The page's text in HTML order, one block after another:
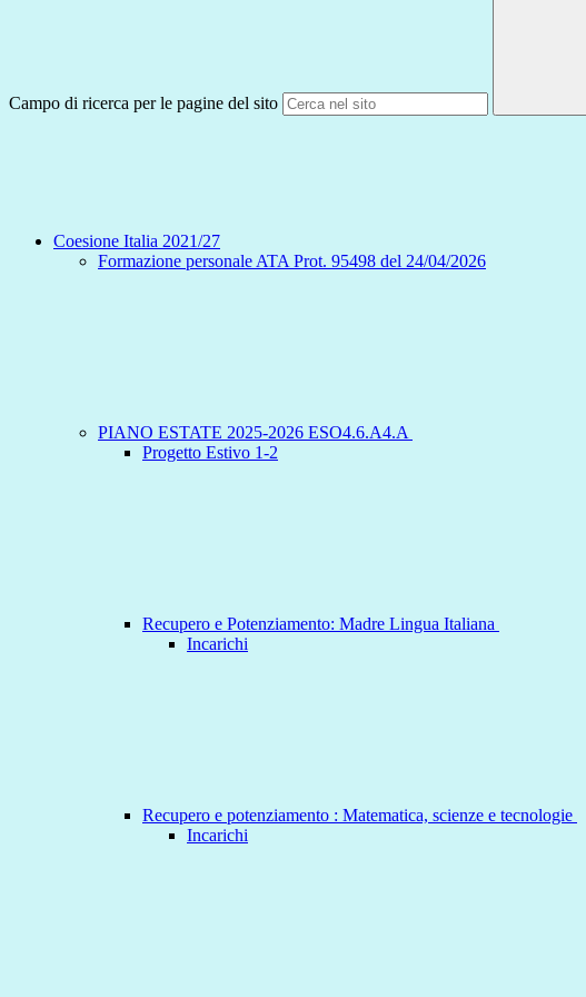
Campo di ricerca per le pagine del sito
Coesione Italia 2021/27
Formazione personale ATA Prot. 95498 del 24/04/2026
PIANO ESTATE 2025-2026 ESO4.6.A4.A
Progetto Estivo 1-2
Recupero e Potenziamento: Madre Lingua Italiana
Incarichi
Recupero e potenziamento : Matematica, scienze e tecnologie
Incarichi